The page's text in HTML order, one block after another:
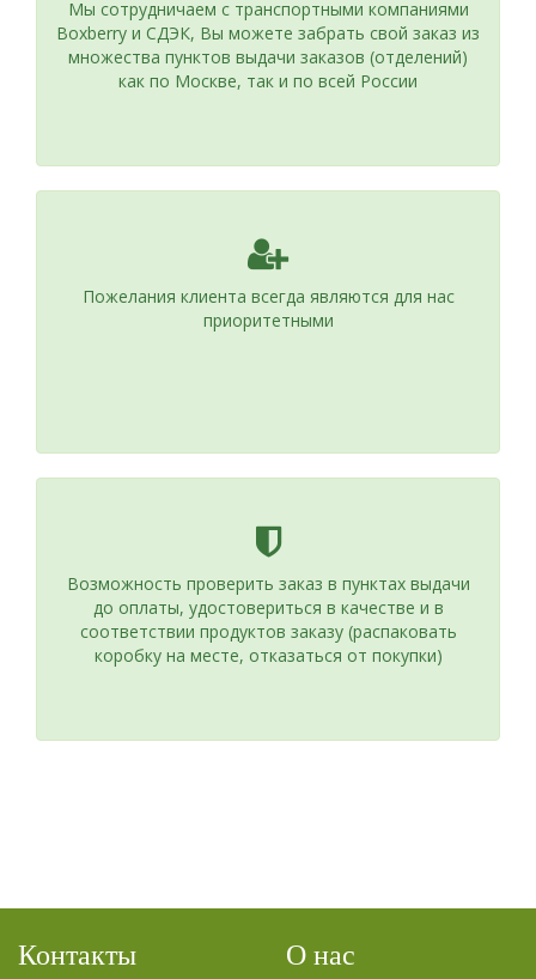
Мы сотрудничаем с транспортными компаниями
Boxberry и СДЭК, Вы можете забрать свой заказ из
множества пунктов выдачи заказов (отделений)
как по Москве, так и по всей России
Пожелания клиента всегда являются для нас
приоритетными
Возможность проверить заказ в пунктах выдачи
до оплаты, удостовериться в качестве и в
соответствии продуктов заказу (распаковать
коробку на месте, отказаться от покупки)
Контакты О нас